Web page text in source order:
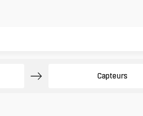
Capteurs